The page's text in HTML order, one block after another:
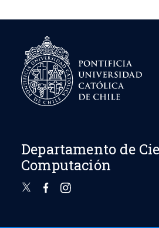
Departamento de
Computación